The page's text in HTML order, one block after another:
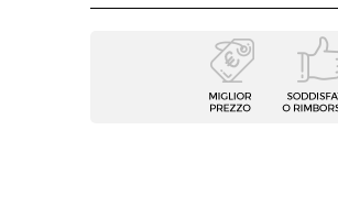
Caratteristiche